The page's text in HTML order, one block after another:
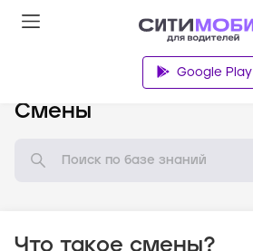
Google Play
Смены
Что такое смены?